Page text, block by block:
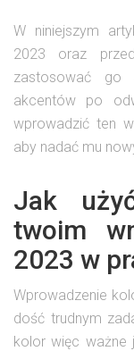
W niniejszym
2023 oraz
zastosować go
akcentów po
wprowadzić ten
aby nadać mu
Jak
twoim
2023 w
Wprowadzenie
dość trudnym
kolor więc ważne